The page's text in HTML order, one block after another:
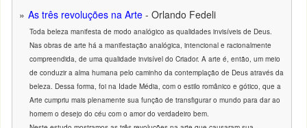
As três revoluções na Arte - Orlando Fedeli
Toda beleza manifesta de modo analógico as qualidades invisíveis de Deus.
Nas obras de arte há a manifestação analógica, intencional e racionalmente
compreendida, de uma qualidade invisível do Criador. A arte é, então, um meio
de conduzir a alma humana pelo caminho da contemplação de Deus através da
beleza. Dessa forma, foi na Idade Média, com o estilo românico e gótico, que a
Arte cumpriu mais plenamente sua função de transfigurar o mundo para dar ao
homem o desejo do céu com o amor do verdadeiro bem.